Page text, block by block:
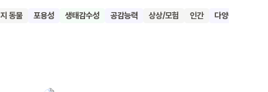
동물 포용성 생태감수성 공감능력 상상/모험 인간 다양성